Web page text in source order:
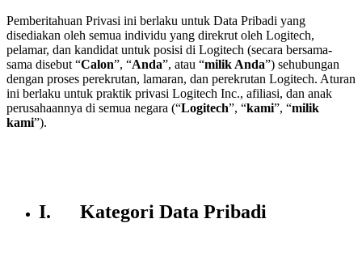
Pemberitahuan Privasi ini berlaku untuk Data Pribadi yang
disediakan oleh semua individu yang direkrut oleh Logitech,
pelamar, dan kandidat untuk posisi di Logitech (secara bersama-
sama disebut “Calon”, “Anda”, atau “milik Anda”) sehubungan
dengan proses perekrutan, lamaran, dan perekrutan Logitech. Aturan
ini berlaku untuk praktik privasi Logitech Inc., afiliasi, dan anak
perusahaannya di semua negara (“Logitech”, “kami”, “milik
kami”).
I. Kategori Data Pribadi